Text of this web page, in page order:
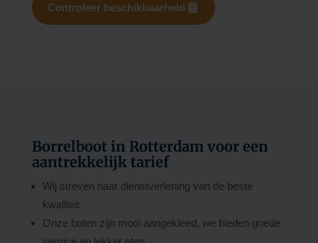
Controleer beschikbaarheid
Borrelboot in Rotterdam voor een
aantrekkelijk tarief
Wij streven naar dienstverlening van de beste
kwaliteit
Onze boten zijn mooi aangekleed, we bieden goede